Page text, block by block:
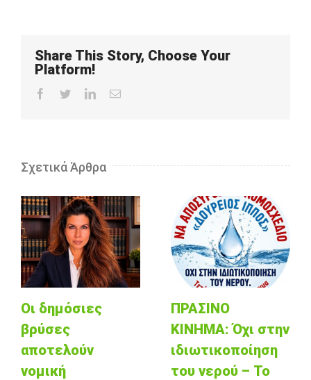
Share This Story, Choose Your
Platform!
Facebook
TwitterLinkedInEmail
Σχετικά Άρθρα
Οι δημόσιες
βρύσες
αποτελούν
νομική
ΠΡΑΣΙΝΟ
ΚΙΝΗΜΑ: Όχι στην
ιδιωτικοποίηση
του νερού – Το